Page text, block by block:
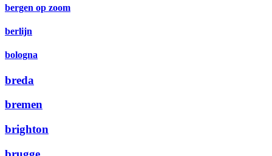
bergen op zoom
berlijn
bologna
breda
bremen
brighton